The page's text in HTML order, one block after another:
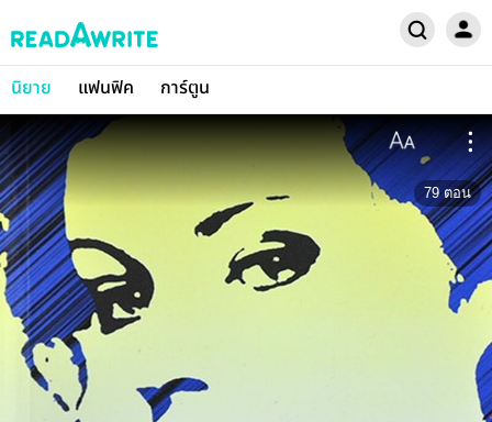
นิยาย แฟนฟิค การ์ตูน
79 ตอน